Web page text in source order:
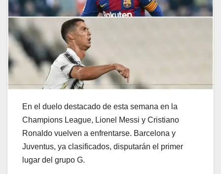
En el duelo destacado de esta semana en la
Champions League, Lionel Messi y Cristiano
Ronaldo vuelven a enfrentarse. Barcelona y
Juventus, ya clasificados, disputarán el primer
lugar del grupo G.